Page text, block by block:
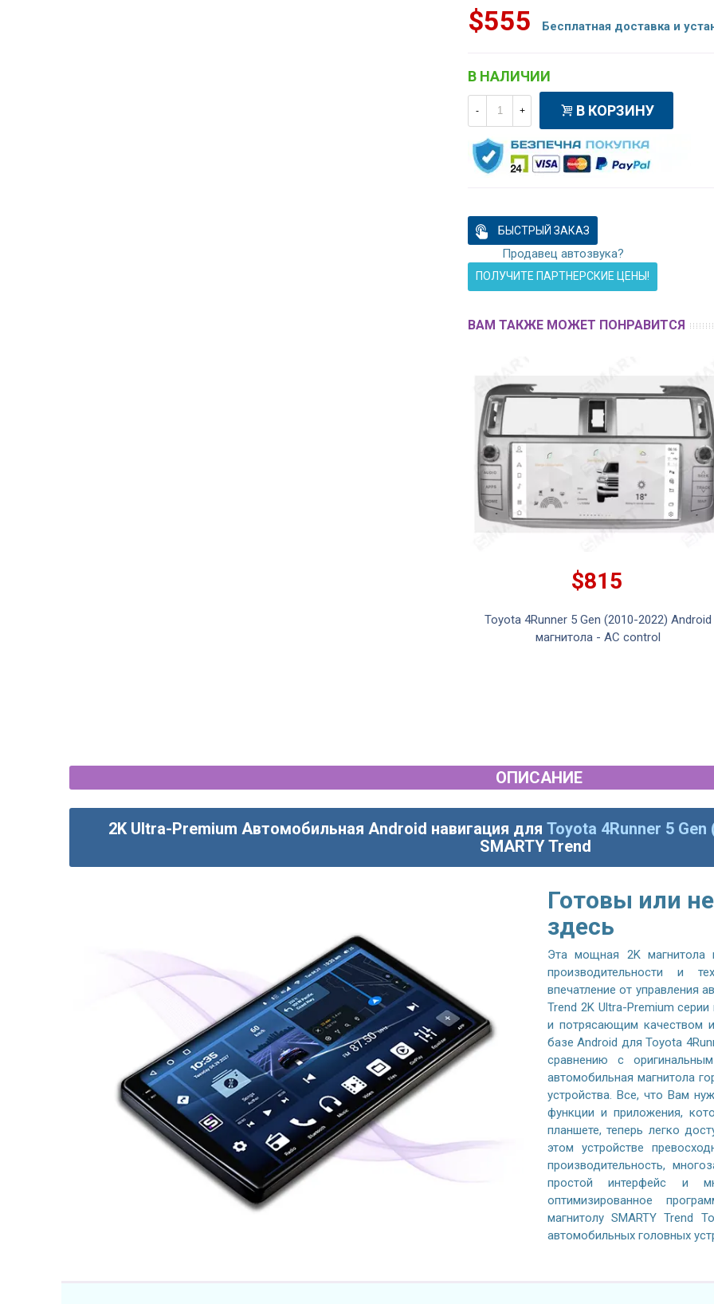
$555 Бесплатная доставка и
В НАЛИЧИИ
- + В КОРЗИНУ
БЫСТРЫЙ ЗАКАЗ
Продавец автозвука?
ПОЛУЧИТЕ ПАРТНЕРСКИЕ ЦЕНЫ!
ВАМ ТАКЖЕ МОЖЕТ ПОНРАВИТСЯ
$815
Toyota 4Runner 5 Gen (2010-2022) Android
магнитола - AC control
ОПИСАНИЕ
2K Ultra-Premium Автомобильная Android навигация для Toyota 4Runner 5 Gen
SMARTY Trend
Готовы или
здесь
Эта мощная 2K
производительности и
впечатление от управления
Trend 2K Ultra-Premium
и потрясающим качеством
базе Android для Toyota
сравнению с
автомобильная магнитола
устройства. Все, что Вам
функции и приложения,
планшете, теперь легко
этом устройстве
производительность,
простой интерфейс и
оптимизированное
магнитолу SMARTY Trend
автомобильных головных